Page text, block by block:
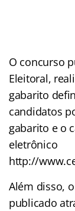
O concurso
Eleitoral,
gabarito
candidatos
gabarito e o
eletrônico
http://
Além disso, o
publicado